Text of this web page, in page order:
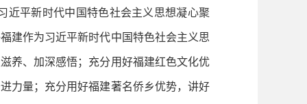
平新时代中国特色社会主义思想凝心聚
建作为习近平新时代中国特色社会主义思
养、加深感悟；充分用好福建红色文化优
力量；充分用好福建著名侨乡优势，讲好